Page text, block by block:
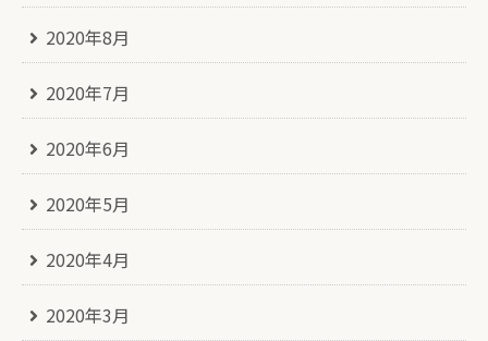
2020年8月
2020年7月
2020年6月
2020年5月
2020年4月
2020年3月